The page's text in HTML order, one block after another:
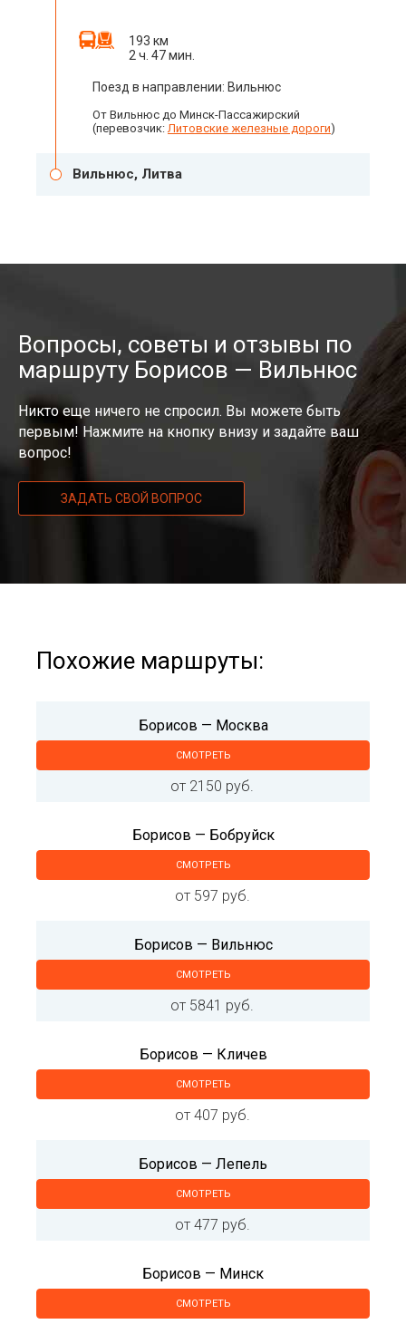
193 км
2 ч. 47 мин.
Поезд в направлении: Вильнюс
От Вильнюс до Минск-Пассажирский
(перевозчик:Литовские железные дороги)
Вильнюс, Литва
Вопросы, советы и отзывы по
маршруту Борисов — Вильнюс
Никто еще ничего не спросил. Вы можете быть
первым! Нажмите на кнопку внизу и задайте ваш
вопрос!
ЗАДАТЬ СВОЙ ВОПРОС
Похожие маршруты:
Борисов — Москва
СМОТРЕТЬ
от 2150 руб.
Борисов — Бобруйск
СМОТРЕТЬ
от 597 руб.
Борисов — Вильнюс
СМОТРЕТЬ
от 5841 руб.
Борисов — Кличев
СМОТРЕТЬ
от 407 руб.
Борисов — Лепель
СМОТРЕТЬ
от 477 руб.
Борисов — Минск
СМОТРЕТЬ